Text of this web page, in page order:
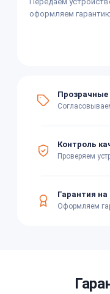
оформляем
Прозрачные
Контроль
Проверяем
Гарантия
Оформляем